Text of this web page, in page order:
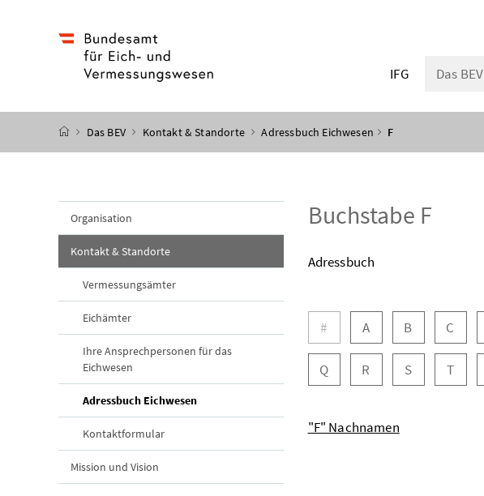
IFG Das BEV
Startseite
Das BEV Kontakt & Standorte Adressbuch Eichwesen F
Organisation
Kontakt & Standorte
Vermessungsämter
Eichämter
Ihre Ansprechpersonen für das
Eichwesen
Adressbuch Eichwesen(aktuelle Seite)
Kontaktformular
Mission und Vision
Buchstabe F
Adressbuch
Buchstabennavigation
# A B C
Q R S T
"F" Nachnamen